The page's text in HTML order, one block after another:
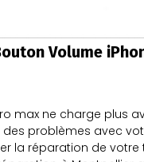
Volume
max ne charge plus
problèmes avec
la réparation de votre